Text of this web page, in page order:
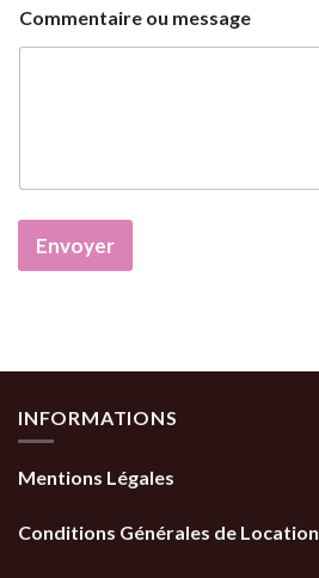
Commentaire ou message
Envoyer
INFORMATIONS
Mentions Légales
Conditions Générales de Location